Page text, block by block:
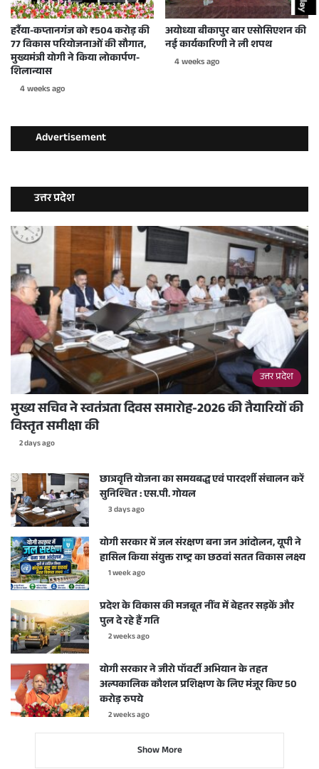
हर्रैया-कप्तानगंज को ₹504 करोड़ की
77 विकास परियोजनाओं की सौगात,
मुख्यमंत्री योगी ने किया लोकार्पण-
शिलान्यास
4 weeks ago
अयोध्या बीकापुर बार एसोसिएशन की
नई कार्यकारिणी ने ली शपथ
4 weeks ago
Advertisement
उत्तर प्रदेश
उत्तर प्रदेश
मुख्य सचिव ने स्वतंत्रता दिवस समारोह-2026 की तैयारियों की
विस्तृत समीक्षा की
2 days ago
छात्रवृत्ति योजना का समयबद्ध एवं पारदर्शी संचालन करें
सुनिश्चित : एस.पी. गोयल
3 days ago
योगी सरकार में जल संरक्षण बना जन आंदोलन, यूपी ने
हासिल किया संयुक्त राष्ट्र का छठवां सतत विकास लक्ष्य
1 week ago
प्रदेश के विकास की मजबूत नींव में बेहतर सड़कें और
पुल दे रहे हैं गति
2 weeks ago
योगी सरकार ने जीरो पॉवर्टी अभियान के तहत
अल्पकालिक कौशल प्रशिक्षण के लिए मंजूर किए 50
करोड़ रुपये
2 weeks ago
Show More